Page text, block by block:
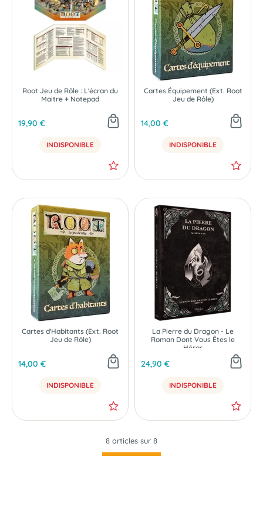
Root Jeu de Rôle : L'écran du
Maitre + Notepad
19,90 €
INDISPONIBLE
Cartes Équipement (Ext. Root
Jeu de Rôle)
14,00 €
INDISPONIBLE
Cartes d'Habitants (Ext. Root
Jeu de Rôle)
14,00 €
INDISPONIBLE
La Pierre du Dragon - Le
Roman Dont Vous Êtes le
Héros
24,90 €
INDISPONIBLE
8 articles sur 8